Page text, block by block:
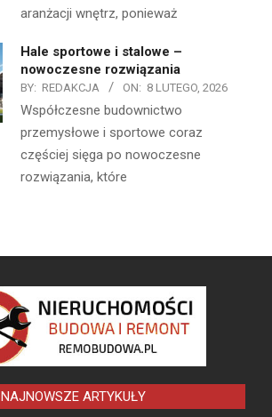
aranżacji wnętrz, ponieważ
Hale sportowe i stalowe –
nowoczesne rozwiązania
BY: REDAKCJA ON: 8 LUTEGO, 2026
Współczesne budownictwo
przemysłowe i sportowe coraz
częściej sięga po nowoczesne
rozwiązania, które
NAJNOWSZE ARTYKUŁY